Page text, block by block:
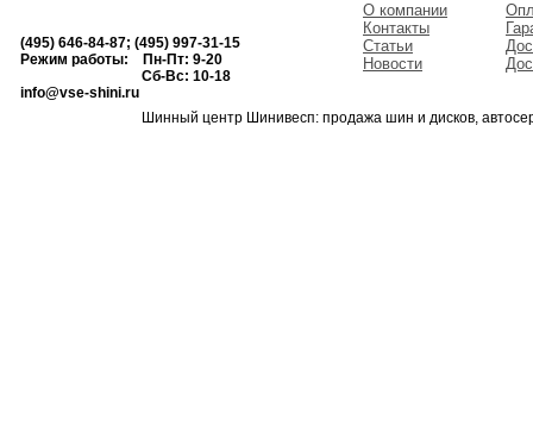
(495) 646-84-87; (495) 997-31-15
Режим работы: Пн-Пт: 9-20
Сб-Вс: 10-18
info@vse-shini.ru
О компании
Контакты
Статьи
Новости
Шинный центр Шинивесп: продажа шин и дисков,